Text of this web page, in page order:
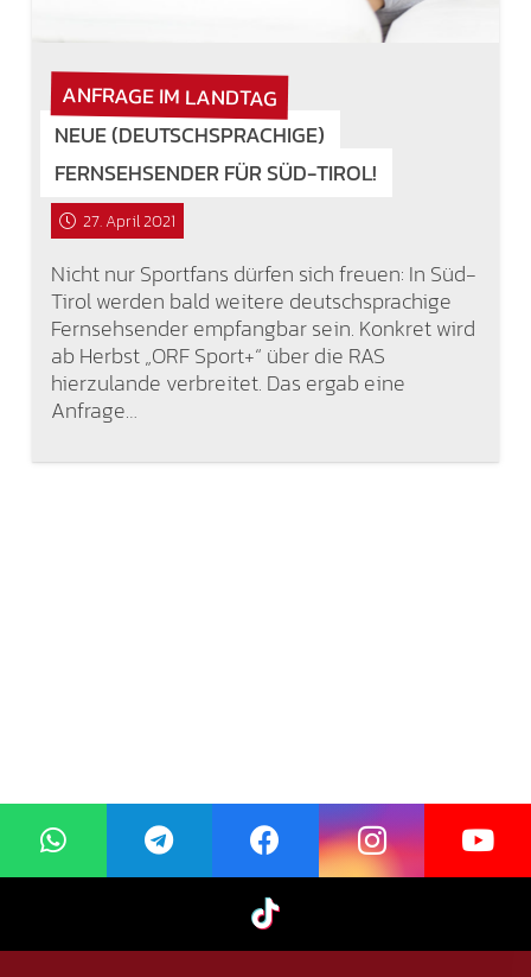
ANFRAGE IM LANDTAG
NEUE (DEUTSCHSPRACHIGE)
FERNSEHSENDER FÜR SÜD-TIROL!
27. April 2021
Nicht nur Sportfans dürfen sich freuen: In Süd-
Tirol werden bald weitere deutschsprachige
Fernsehsender empfangbar sein. Konkret wird
ab Herbst „ORF Sport+“ über die RAS
hierzulande verbreitet. Das ergab eine
Anfrage…